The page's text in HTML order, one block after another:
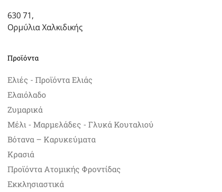
630 71,
Ορμύλια Χαλκιδικής
Προϊόντα
Ελιές - Προϊόντα Ελιάς
Ελαιόλαδο
Ζυμαρικά
Μέλι - Μαρμελάδες - Γλυκά Κουταλιού
Βότανα – Καρυκεύματα
Κρασιά
Προϊόντα Ατομικής Φροντίδας
Εκκλησιαστικά